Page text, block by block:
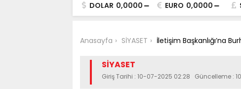
DOLAR 0,0000 EURO 0,0000
Anasayfa SİYASET İletişim Başkanlığı’na
SİYASET
Giriş Tarihi : 10-07-2025 02:28 Güncelleme :